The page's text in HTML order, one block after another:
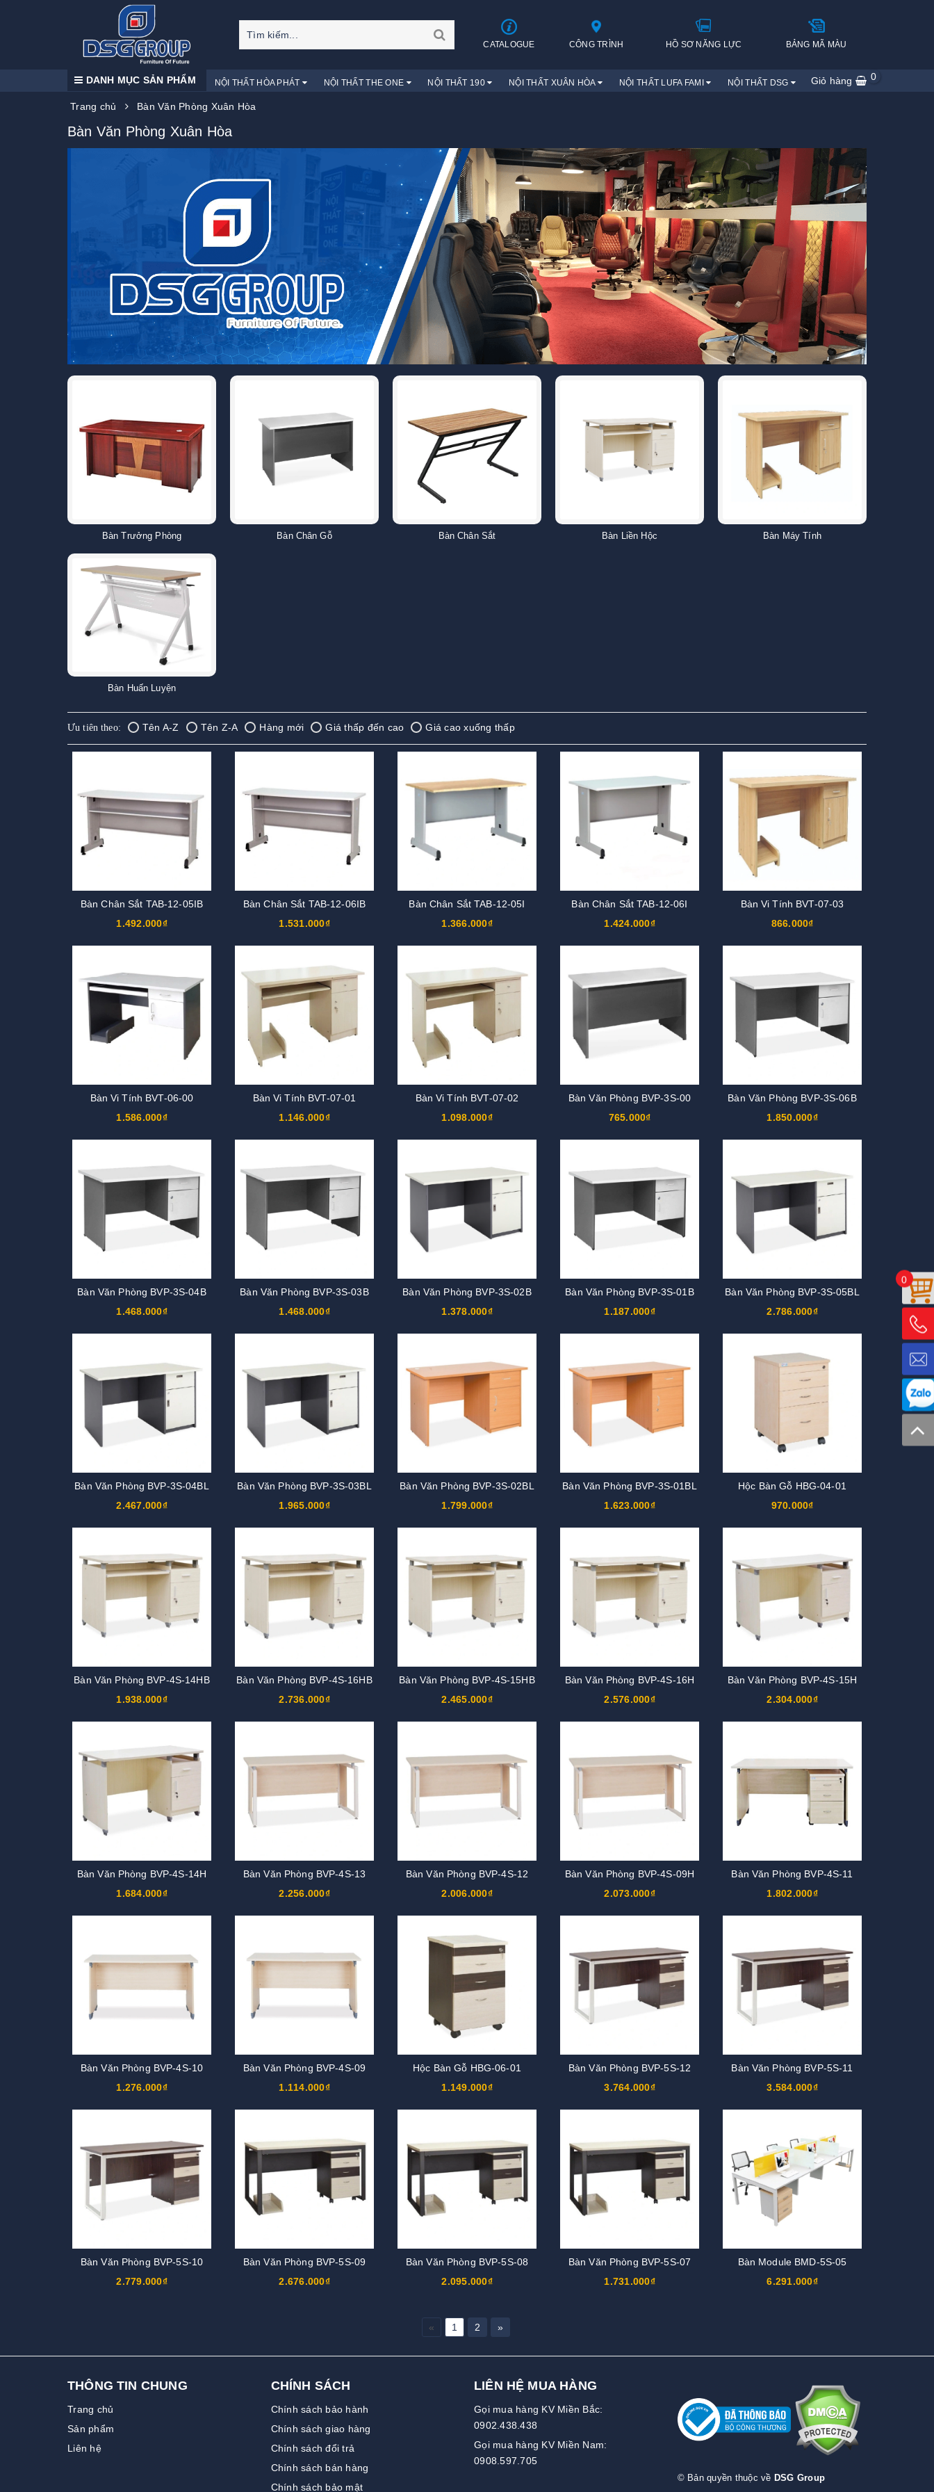
CATALOGUE CÔNG TRÌNH HỒ SƠ NĂNG LỰC BẢNG MÃ MÀU
DANH MỤC SẢN PHẨM NỘI THẤT HÒA PHÁT NỘI THẤT THE ONE NỘI THẤT 190 NỘI THẤT XUÂN HÒA NỘI THẤT LUFA FAMI NỘI THẤT DSG Giỏ hàng 0
Trang chủ Bàn Văn Phòng Xuân Hòa
Bàn Văn Phòng Xuân Hòa
Bàn Trưởng Phòng Bàn Chân Gỗ Bàn Chân Sắt Bàn Liền Hộc Bàn Máy Tính
Bàn Huấn Luyện
Ưu tiên theo: Tên A-Z Tên Z-A Hàng mới Giá thấp đến cao Giá cao xuống thấp
Bàn Chân Sắt TAB-12-05IB
1.492.000₫
Bàn Chân Sắt TAB-12-06IB
1.531.000₫
Bàn Chân Sắt TAB-12-05I
1.366.000₫
Bàn Chân Sắt TAB-12-06I
1.424.000₫
Bàn Vi Tính BVT-07-03
866.000₫
Bàn Vi Tính BVT-06-00
1.586.000₫
Bàn Vi Tính BVT-07-01
1.146.000₫
Bàn Vi Tính BVT-07-02
1.098.000₫
Bàn Văn Phòng BVP-3S-00
765.000₫
Bàn Văn Phòng BVP-3S-06B
1.850.000₫
Bàn Văn Phòng BVP-3S-04B
1.468.000₫
Bàn Văn Phòng BVP-3S-03B
1.468.000₫
Bàn Văn Phòng BVP-3S-02B
1.378.000₫
Bàn Văn Phòng BVP-3S-01B
1.187.000₫
Bàn Văn Phòng BVP-3S-05BL
2.786.000₫
Bàn Văn Phòng BVP-3S-04BL
2.467.000₫
Bàn Văn Phòng BVP-3S-03BL
1.965.000₫
Bàn Văn Phòng BVP-3S-02BL
1.799.000₫
Bàn Văn Phòng BVP-3S-01BL
1.623.000₫
Hộc Bàn Gỗ HBG-04-01
970.000₫
Bàn Văn Phòng BVP-4S-14HB
1.938.000₫
Bàn Văn Phòng BVP-4S-16HB
2.736.000₫
Bàn Văn Phòng BVP-4S-15HB
2.465.000₫
Bàn Văn Phòng BVP-4S-16H
2.576.000₫
Bàn Văn Phòng BVP-4S-15H
2.304.000₫
Bàn Văn Phòng BVP-4S-14H
1.684.000₫
Bàn Văn Phòng BVP-4S-13
2.256.000₫
Bàn Văn Phòng BVP-4S-12
2.006.000₫
Bàn Văn Phòng BVP-4S-09H
2.073.000₫
Bàn Văn Phòng BVP-4S-11
1.802.000₫
Bàn Văn Phòng BVP-4S-10
1.276.000₫
Bàn Văn Phòng BVP-4S-09
1.114.000₫
Hộc Bàn Gỗ HBG-06-01
1.149.000₫
Bàn Văn Phòng BVP-5S-12
3.764.000₫
Bàn Văn Phòng BVP-5S-11
3.584.000₫
Bàn Văn Phòng BVP-5S-10
2.779.000₫
Bàn Văn Phòng BVP-5S-09
2.676.000₫
Bàn Văn Phòng BVP-5S-08
2.095.000₫
Bàn Văn Phòng BVP-5S-07
1.731.000₫
Bàn Module BMD-5S-05
6.291.000₫
« 1 2 »
0
THÔNG TIN CHUNG
Trang chủ
Sản phẩm
Liên hệ
CHÍNH SÁCH
Chính sách bảo hành
Chính sách giao hàng
Chính sách đổi trả
Chính sách bán hàng
Chính sách bảo mật
LIÊN HỆ MUA HÀNG
Gọi mua hàng KV Miền Bắc:
0902.438.438
Gọi mua hàng KV Miền Nam:
0908.597.705
© Bản quyền thuộc về DSG Group